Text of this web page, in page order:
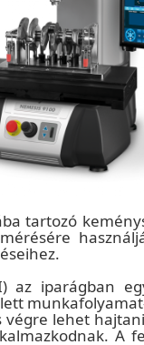
tartozó
az iparágban
lehet
A